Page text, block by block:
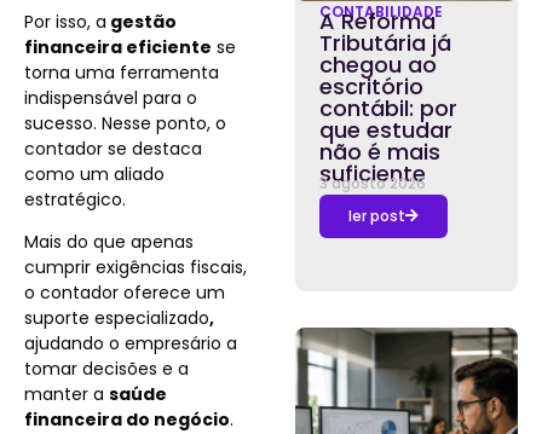
Por isso, a gestão
financeira eficiente se
torna uma ferramenta
indispensável para o
sucesso. Nesse ponto, o
contador se destaca
como um aliado
estratégico.
Mais do que apenas
cumprir exigências fiscais,
o contador oferece um
suporte especializado,
ajudando o empresário a
tomar decisões e a
manter a saúde
financeira do negócio.
CONTABILIDADE
A Reforma
Tributária já
chegou ao
escritório
contábil: por
que estudar
não é mais
suficiente
3 agosto 2026
ler post